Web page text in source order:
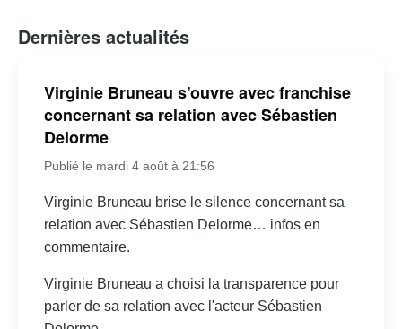
Dernières actualités
Virginie Bruneau s’ouvre avec franchise
concernant sa relation avec Sébastien
Delorme
Publié le mardi 4 août à 21:56
Virginie Bruneau brise le silence concernant sa
relation avec Sébastien Delorme… infos en
commentaire.
Virginie Bruneau a choisi la transparence pour
parler de sa relation avec l'acteur Sébastien